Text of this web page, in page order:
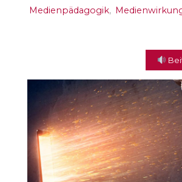
Medienpädagogik,